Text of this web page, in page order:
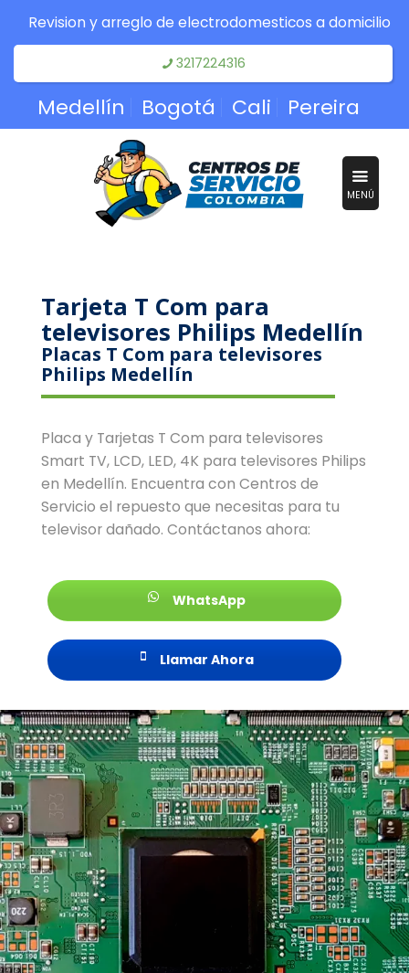
Revision y arreglo de electrodomesticos a domicilio
3217224316
Medellín Bogotá Cali Pereira
MENÚ
Tarjeta T Com para
televisores Philips Medellín
Placas T Com para televisores
Philips Medellín
Placa y Tarjetas T Com para televisores
Smart TV, LCD, LED, 4K para televisores Philips
en Medellín. Encuentra con Centros de
Servicio el repuesto que necesitas para tu
televisor dañado. Contáctanos ahora:
WhatsApp
Llamar Ahora